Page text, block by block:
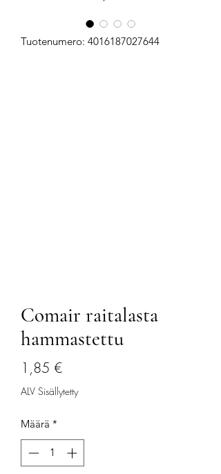
Tuotenumero: 4016187027644
Comair raitalasta
hammastettu
1,85 €Hinta
ALV Sisällytetty
Määrä *